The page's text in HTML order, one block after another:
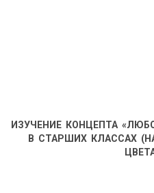
ИЗУЧЕНИЕ КО НЦЕПТА
В СТАРШИХ КЛАССАХ (